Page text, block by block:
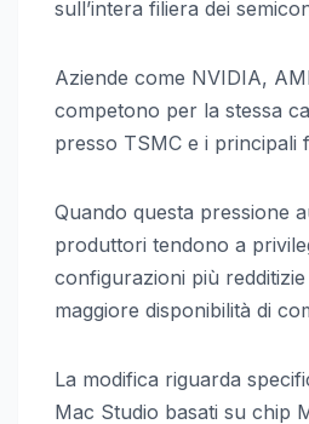
sull’intera filiera dei
Aziende come NVIDIA,
competono per la stessa
presso TSMC e i principali
Quando questa pressione
produttori tendono a
configurazioni più
maggiore disponibilità di
La modifica riguarda
Mac Studio basati su chip